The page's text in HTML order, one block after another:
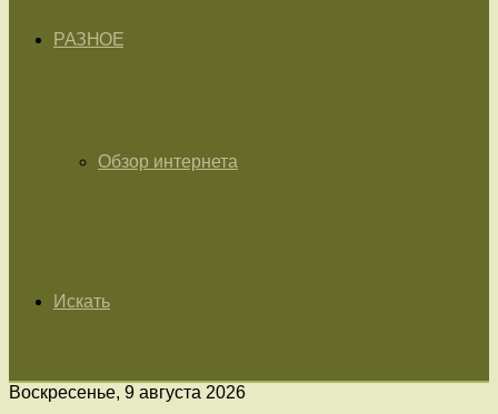
РАЗНОЕ
Обзор интернета
Искать
Воскресенье, 9 августа 2026